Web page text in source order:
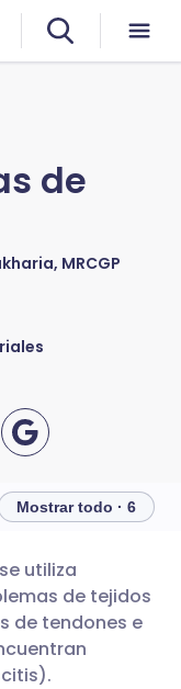
de
MRCGP
🇩🇪 Deutsch
🇫🇷 Français
Mostrar todo · 6
utiliza
de tejidos
de tendones e